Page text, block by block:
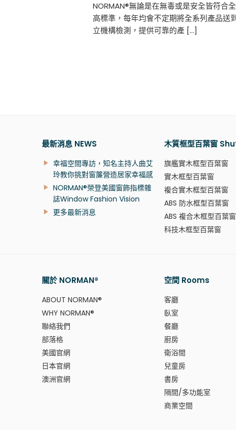
NORMAN®無論是在無毒或是安全皆符合
高標準，每年均會不定期將全系列產品送
立機構檢測，提供可靠的產 […]
最新消息 NEWS
幸福空間專訪，知名主持人曲艾
玲教你挑對窗簾營造居家幸福感
NORMAN®榮登美國窗飾指標雜
誌Window Fashion Vision
更多最新消息
木質框型百葉窗
旗艦實木框型百葉窗
實木框型百葉窗
複合實木框型百葉窗
ABS 防水框型百葉窗
ABS 複合木框型百葉窗
科技木框型百葉窗
關於 NORMAN®
ABOUT NORMAN®
WHY NORMAN®
聯絡我們
部落格
美國官網
日本官網
澳洲官網
空間 Rooms
客廳
臥室
餐廳
廚房
衛浴間
兒童房
書房
隔間/多功能室
商業空間